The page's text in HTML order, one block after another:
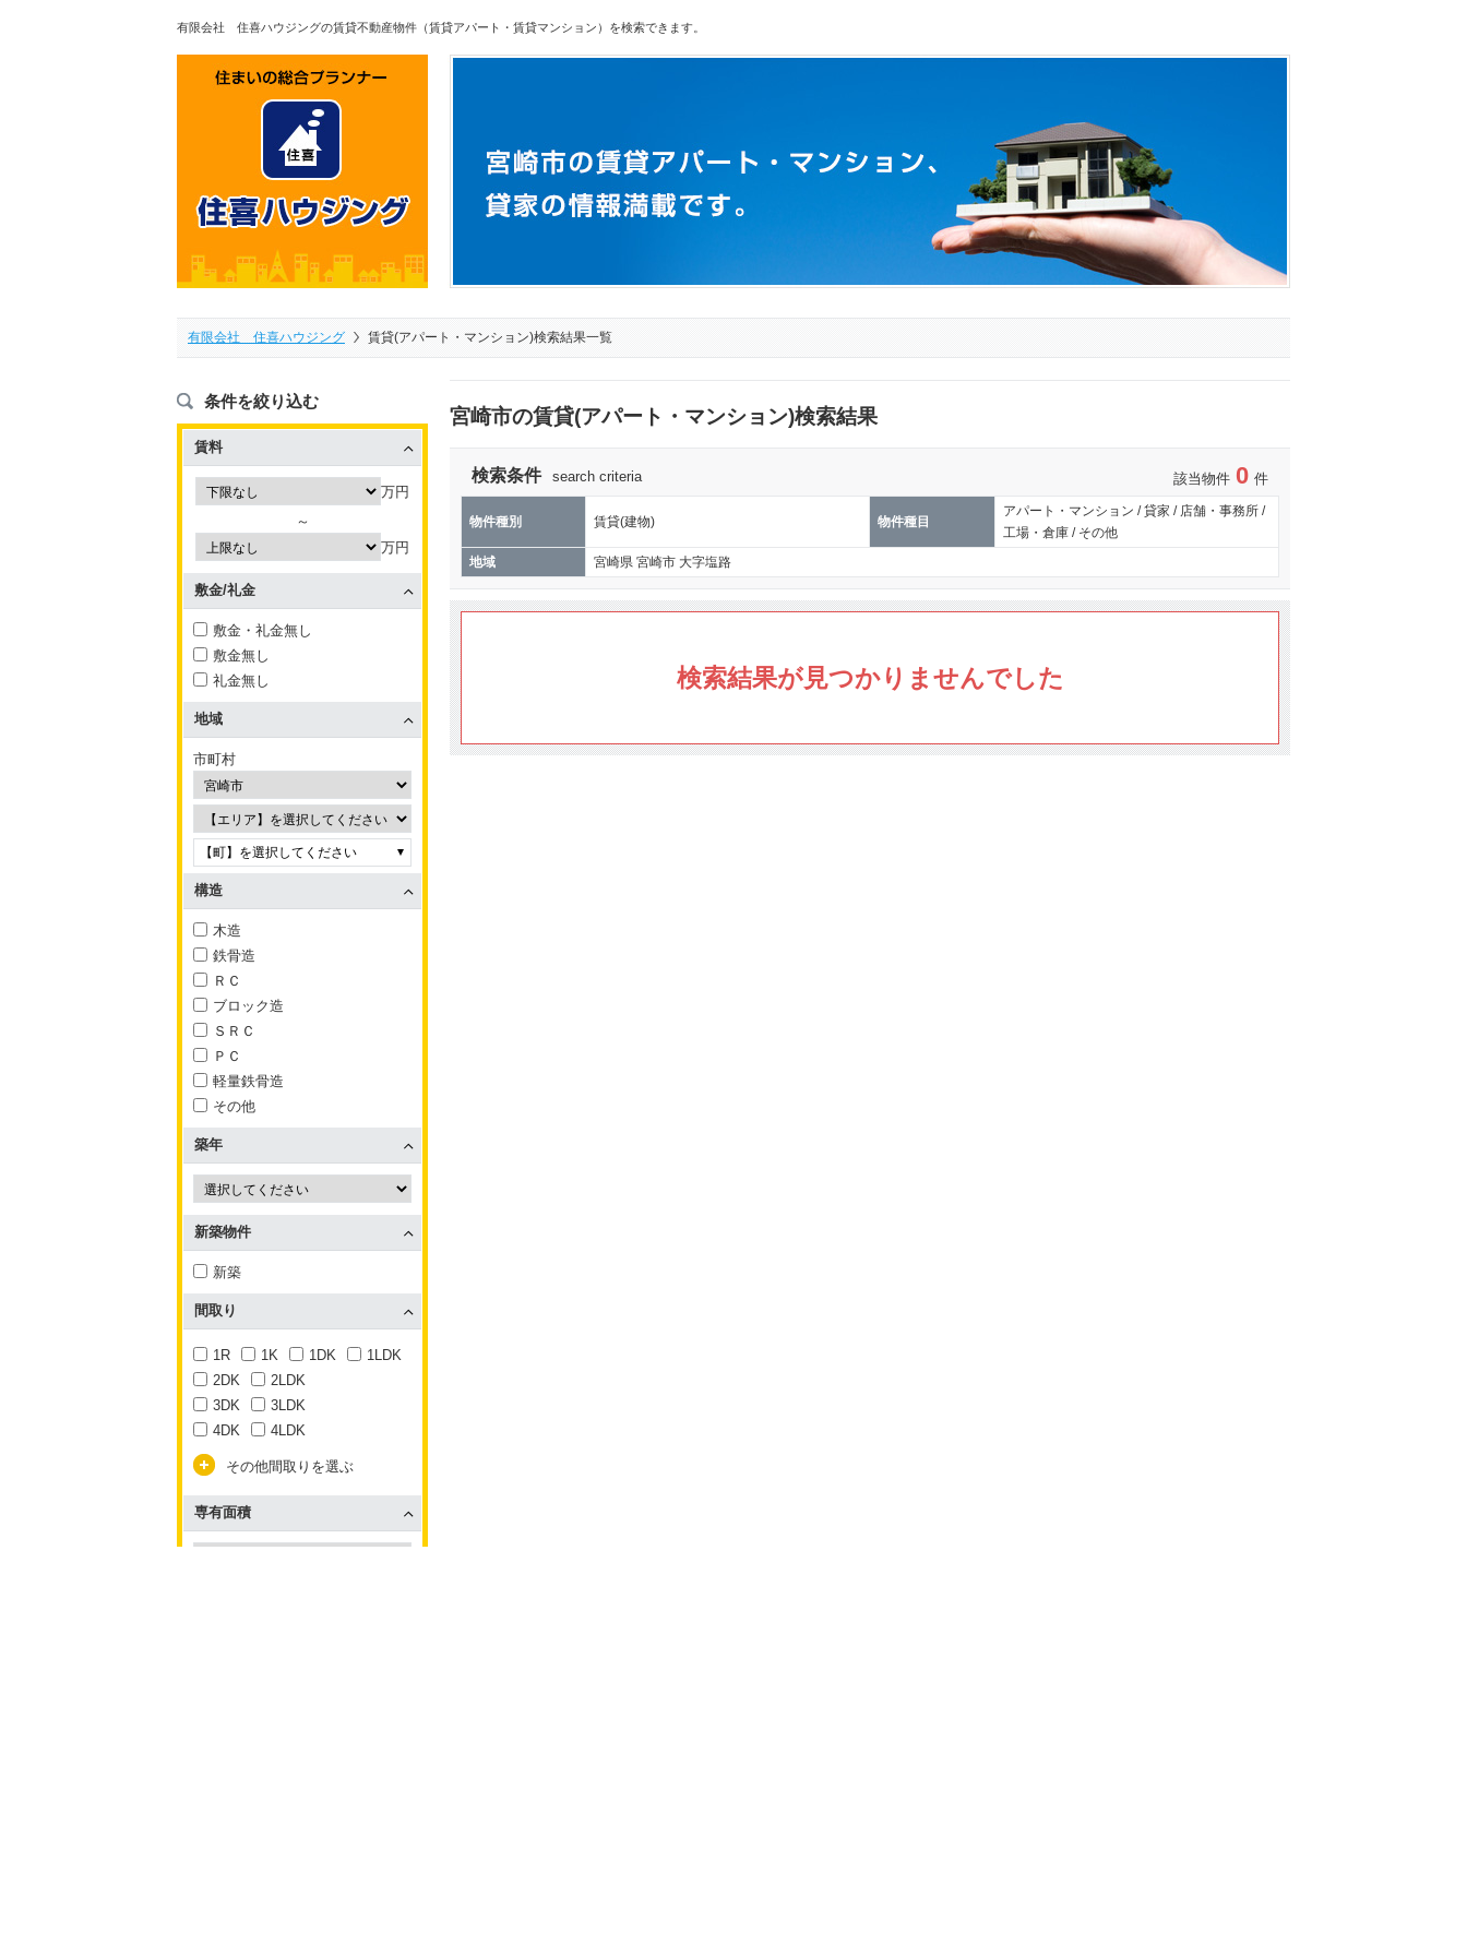
有限会社 住喜ハウジングの賃貸不動産物件（賃貸アパート・賃貸マンション）を検索できます。
有限会社 住喜ハウジング 賃貸(アパート・マンション)検索結果一覧
宮崎市の賃貸(アパート・マンション)検索結果
検索条件 search criteria 該当物件 0 件
物件種別 賃貸(建物) 物件種目
アパート・マンション / 貸家 / 店舗・事務所 /
工場・倉庫 / その他
地域 宮崎県 宮崎市 大字塩路
検索結果が見つかりませんでした
条件を絞り込む
賃料
万円
～
万円
敷金/礼金
敷金・礼金無し
敷金無し
礼金無し
地域
市町村
【町】を選択してください
構造
木造
鉄骨造
ＲＣ
ブロック造
ＳＲＣ
ＰＣ
軽量鉄骨造
その他
築年
新築物件
新築
間取り
1R 1K 1DK
1LDK
2DK
2LDK
3DK
3LDK
4DK
4LDK
その他間取りを選ぶ
専有面積